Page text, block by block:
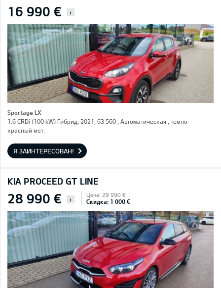
16 990 € i
Sportage LX
1.6 CRDi (100 kW) Гибрид, 2021, 63 560 , Автоматическая , темно-
красный мет.
Я ЗАИНТЕРЕСОВАН!
KIA PROCEED GT LINE
28 990 € i
Цена: 29 990 €
Скидка: 1 000 €